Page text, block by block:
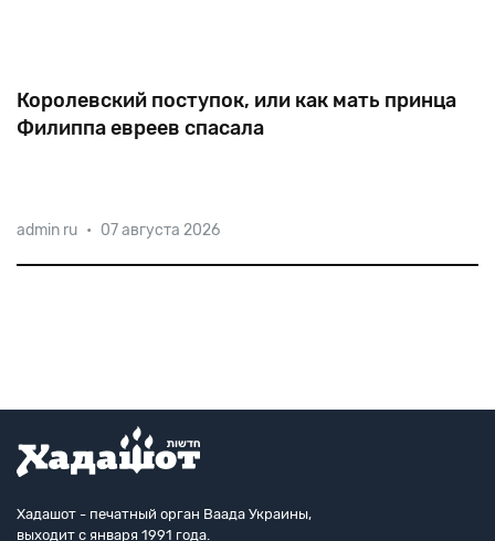
Королевский поступок, или как мать принца
Филиппа евреев спасала
admin ru • 07 августа 2026
Хадашот - печатный орган Ваада Украины,
выходит с января 1991 года.